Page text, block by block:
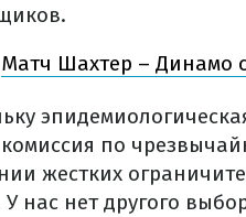
Матч Шахтер – Динамо
по
жестких
У нас нет другого